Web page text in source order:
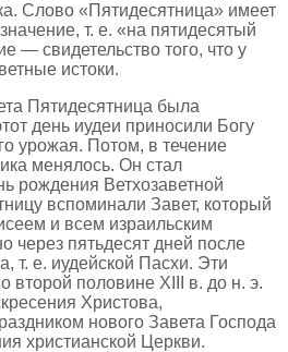
Слово «Пятидесятница» имеет
т. е. «на пятидесятый
— свидетельство того, что у
истоки.
Пятидесятница была
день иудеи приносили Богу
урожая. Потом, в течение
менялось. Он стал
рождения Ветхозаветной
вспоминали Завет, который
и всем израильским
через пятьдесят дней после
т. е. иудейской Пасхи. Эти
второй половине XIII в. до н. э.
Христова,
нового Завета Господа
христианской Церкви.